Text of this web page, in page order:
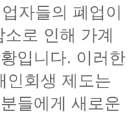
자들의 폐업이
로 인해 가계
입니다. 이러한
인회생 제도는
들에게 새로운